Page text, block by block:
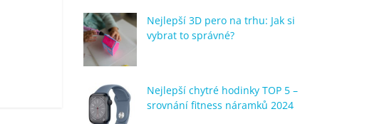
Nejlepší 3D pero na trhu: Jak si
vybrat to správné?
Nejlepší chytré hodinky TOP 5 –
srovnání fitness náramků 2024